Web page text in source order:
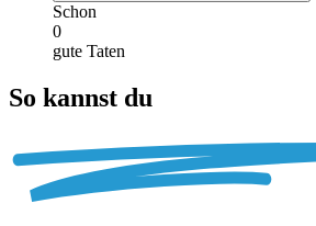
Schon
0
gute Taten
So kannst du